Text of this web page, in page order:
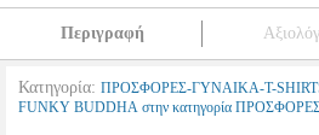
Περιγραφή
Κατηγορία: ΠΡΟΣΦΟΡΕΣ-ΓΥΝΑΙΚΑ-T-
FUNKY BUDDHA στην κατηγορία